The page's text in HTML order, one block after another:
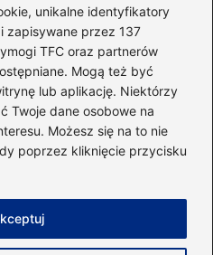
unikalne identyfikatory
zapisywane przez 137
TFC oraz partnerów
Mogą też być
lub aplikację. Niektórzy
Twoje dane osobowe na
Możesz się na to nie
poprzez kliknięcie przycisku